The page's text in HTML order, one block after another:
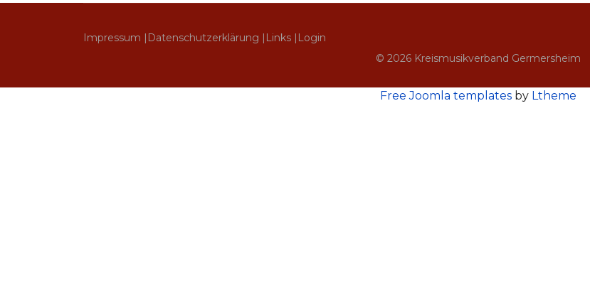
Impressum | Datenschutzerklärung | Links | Login
© 2026 Kreismusikverband Germersheim
Free Joomla templates by Ltheme